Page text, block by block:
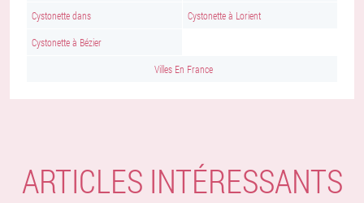
Cystonette dans Cystonette à Lorient
Cystonette à Bézier
Villes En France
ARTICLES INTÉRESSANTS